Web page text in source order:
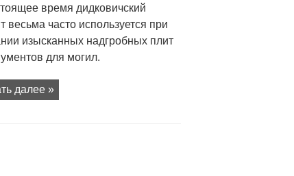
время дидковичский
весьма часто используется при
изысканных надгробных плит
для могил.
далее »